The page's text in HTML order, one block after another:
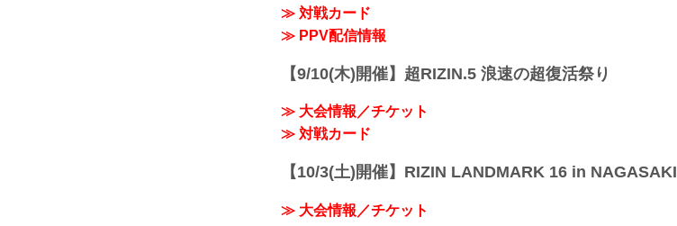
≫ 対戦カード
≫ PPV配信情報
【9/10(木)開催】超RIZIN.5 浪速の超復活祭り
≫ 大会情報／チケット
≫ 対戦カード
【10/3(土)開催】RIZIN LANDMARK 16 in NAGASAKI
≫ 大会情報／チケット